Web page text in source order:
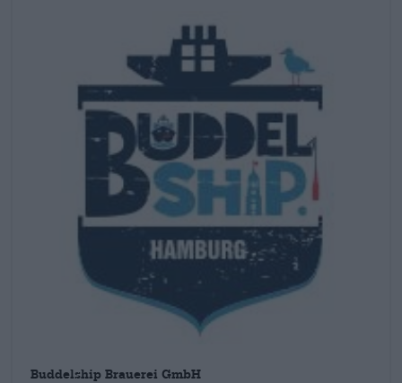
en toont hij de rijkdom aan ervaring die zijn tijd in Canada,
Engeland en China hem heeft opgeleverd. Bieren als de
of deMitschnagger Pilsener , die onder het
Heimathafen-label vallen, spreken over zijn Hamburgse jeugd
en de grote band met de Hanzestad. En ook al zingt Fettes
Brot 'Don't be a Northerner, it's hard to begrijpelijk', wij
begrijpen Simons filosofie heel goed. Bier is een taal die
Buddelship Brauerei GmbH